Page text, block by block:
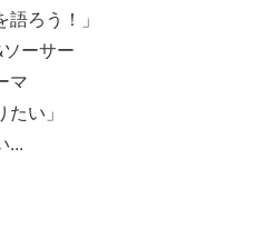
ろう！」
ーサー
マ
い」
...